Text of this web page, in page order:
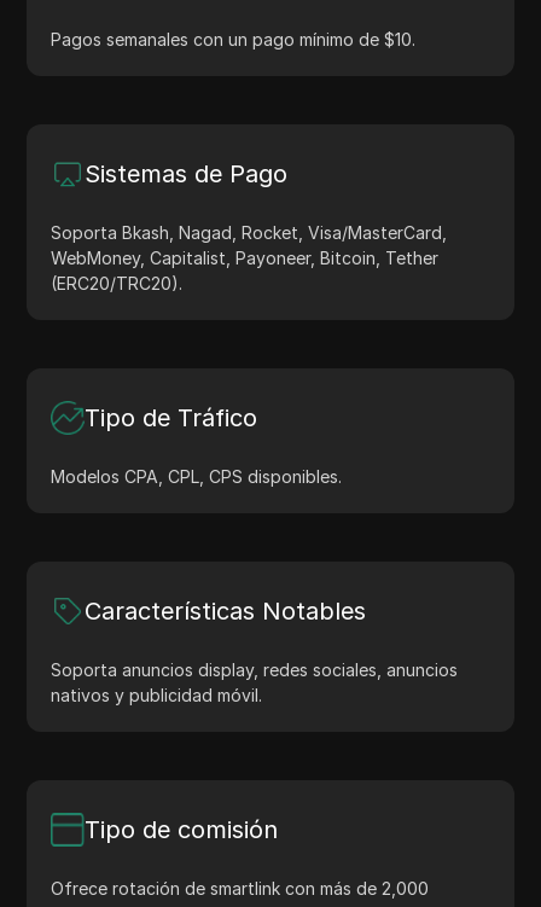
Pagos semanales con un pago mínimo de $10.
Sistemas de Pago
Soporta Bkash, Nagad, Rocket, Visa/MasterCard,
WebMoney, Capitalist, Payoneer, Bitcoin, Tether
(ERC20/TRC20).
Tipo de Tráfico
Modelos CPA, CPL, CPS disponibles.
Características Notables
Soporta anuncios display, redes sociales, anuncios
nativos y publicidad móvil.
Tipo de comisión
Ofrece rotación de smartlink con más de 2,000